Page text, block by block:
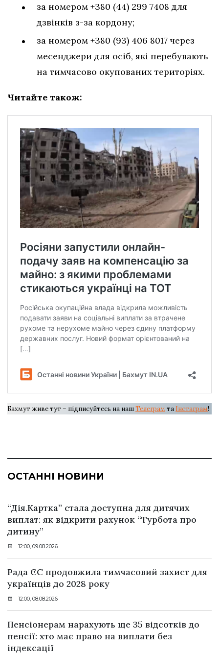
за номером +380 (44) 299 7408 для
дзвінків з-за кордону;
за номером +380 (93) 406 8017 через
месенджери для осіб, які перебувають
на тимчасово окупованих територіях.
Читайте також:
Бахмут живе тут – підписуйтесь на нашТелеграм та Інстаграм!
ОСТАННІ НОВИНИ
“Дія.Картка” стала доступна для дитячих
виплат: як відкрити рахунок “Турбота про
дитину”
12:00, 09.08.2026
Рада ЄС продовжила тимчасовий захист для
українців до 2028 року
12:00, 08.08.2026
Пенсіонерам нарахують ще 35 відсотків до
пенсії: хто має право на виплати без
індексації